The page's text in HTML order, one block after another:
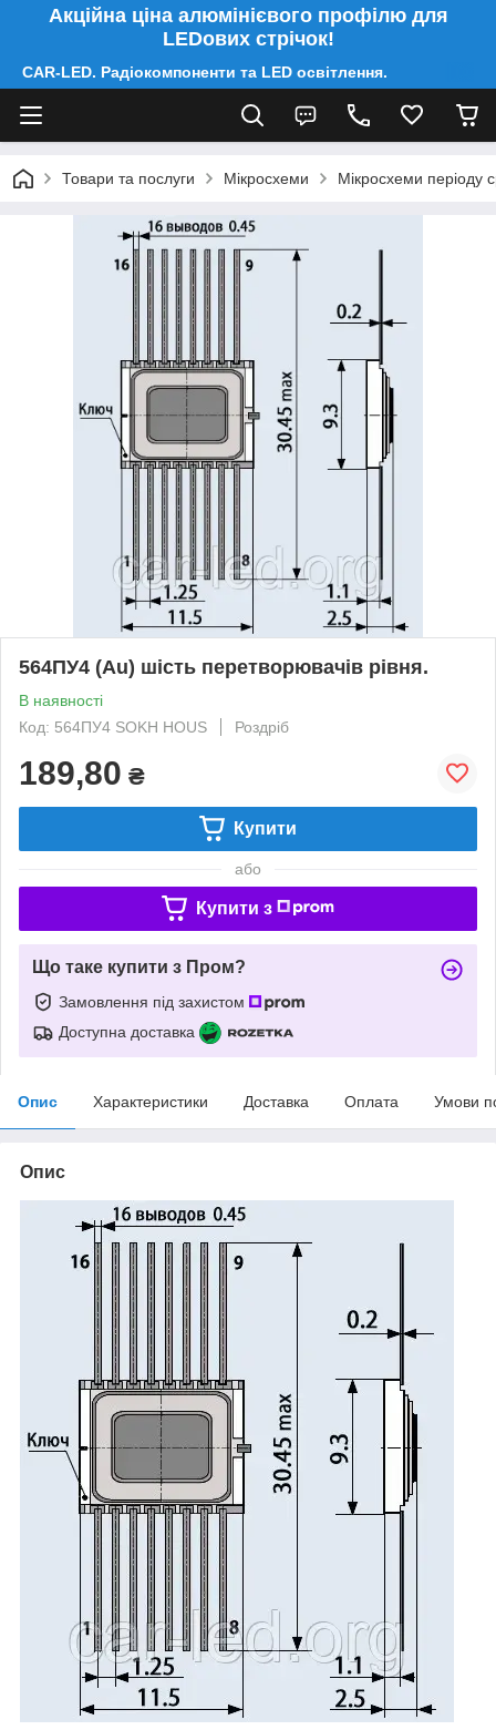
Акційна ціна алюмінієвого профілю для
LEDових стрічок!
CAR-LED. Радіокомпоненти та LED освітлення.
Товари та послуги Мікросхеми Мікросхеми періоду
564ПУ4 (Au) шість перетворювачів рівня.
В наявності
Код: 564ПУ4 SOKH HOUS
Роздріб
189,80 ₴
Купити
або
Купити з
Що таке купити з Пром?
Замовлення під захистом
Доступна доставка
Опис Характеристики Доставка Оплата Умови
Опис